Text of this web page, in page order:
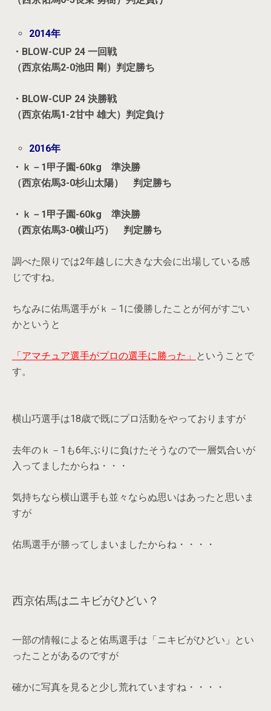
2014年
・BLOW-CUP 24 一回戦
（西京佑馬2-0池田 剛）判定勝ち
・BLOW-CUP 24 決勝戦
（西京佑馬1-2甘中 雄大）判定負け
2016年
・ｋ－1甲子園-60kg 準決勝
（西京佑馬3-0杉山太陽） 判定勝ち
・ｋ－1甲子園-60kg 準決勝
（西京佑馬3-0横山巧） 判定勝ち
調べた限りでは2年越しに大きな大会に出場している感
じですね。
ちなみに佑馬選手がｋ－1に優勝したことが何がすごい
かというと
「アマチュア選手がプロの選手に勝った」 ということで
す。
横山巧選手は18歳で既にプロ活動をやっておりますが
去年のｋ－1も6年ぶりに負けたそうなので一層気合いが
入ってましたからね・・・
気持ちなら横山選手も並々ならぬ思いはあったと思いま
すが
佑馬選手が勝ってしまいましたからね・・・・
西京佑馬はニキビがひどい？
一部の情報によると佑馬選手は「ニキビがひどい」とい
ったことがあるのですが
確かに写真を見ると少し荒れていますね・・・・